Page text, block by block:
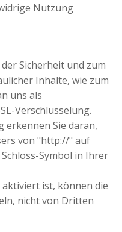
Nutzung
Sicherheit und zum
Inhalte, wie zum
uns als
Verschlüsselung.
erkennen Sie daran,
von "http://" auf
Symbol in Ihrer
aktiviert ist, können die
nicht von Dritten